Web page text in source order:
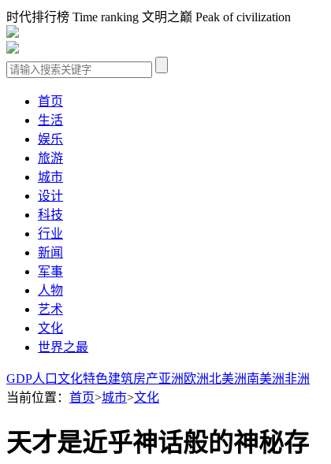
时代排行榜 Time ranking 文明之巅 Peak of civilization
首页
生活
娱乐
旅游
城市
设计
科技
行业
新闻
军事
人物
艺术
文化
世界之最
GDP人口文化特色建筑房产亚洲 欧洲北美洲南美洲非洲
当前位置： 首页>城市>文化
天才是近乎神话般的神秘存